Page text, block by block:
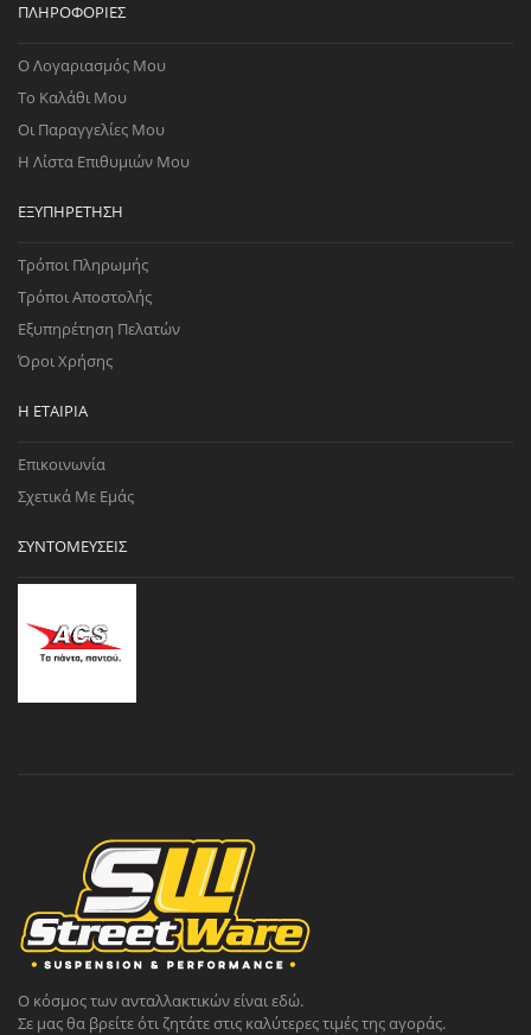
ΠΛΗΡΟΦΟΡΊΕΣ
Ο Λογαριασμός Μου
Το Καλάθι Μου
Οι Παραγγελίες Μου
Η Λίστα Επιθυμιών Μου
ΕΞΥΠΗΡΈΤΗΣΗ
Τρόποι Πληρωμής
Τρόποι Αποστολής
Εξυπηρέτηση Πελατών
Όροι Χρήσης
Η ΕΤΑΙΡΊΑ
Επικοινωνία
Σχετικά Με Εμάς
ΣΥΝΤΟΜΕΎΣΕΙΣ
Ο κόσμος των ανταλλακτικών είναι εδώ.
Σε μας θα βρείτε ότι ζητάτε στις καλύτερες τιμές της αγοράς.